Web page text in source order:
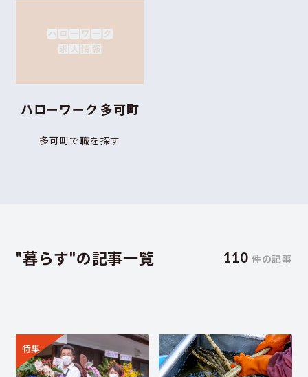
ハローワーク 多可町
多可町で職を探す
"暮らす"の記事一覧 110 件の記事
特集